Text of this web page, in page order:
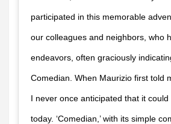
participated in this memorable
our colleagues and neighbors, who
endeavors, often graciously
Comedian. When Maurizio first told
I never once anticipated that it
today. ‘Comedian,’ with its simple